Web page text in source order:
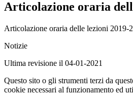
Articolazione oraria
Articolazione oraria delle lezioni 2019-
Notizie
Ultima revisione il 04-01-2021
Questo sito o gli strumenti terzi da
cookie necessari al funzionamento ed